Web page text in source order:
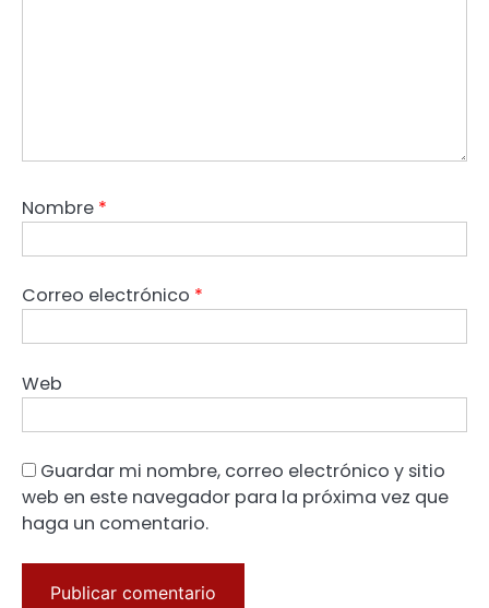
Nombre *
Correo electrónico *
Web
Guardar mi nombre, correo electrónico y sitio
web en este navegador para la próxima vez que
haga un comentario.